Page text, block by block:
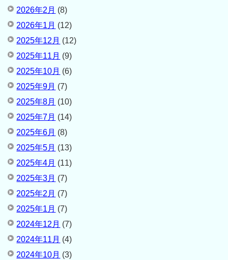
2026年2月 (8)
2026年1月 (12)
2025年12月 (12)
2025年11月 (9)
2025年10月 (6)
2025年9月 (7)
2025年8月 (10)
2025年7月 (14)
2025年6月 (8)
2025年5月 (13)
2025年4月 (11)
2025年3月 (7)
2025年2月 (7)
2025年1月 (7)
2024年12月 (7)
2024年11月 (4)
2024年10月 (3)